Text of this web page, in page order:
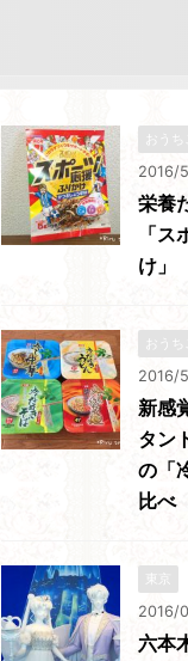
おうち
2016/
栄養
「
け」
おうち
2016/
新感
タン
の「
比べ
東京
2016/
六本